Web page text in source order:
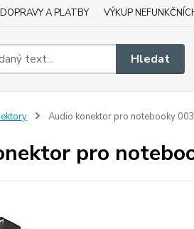
A PLATBY VÝKUP
Hledat
Audio konektor pro notebooky 003
pro